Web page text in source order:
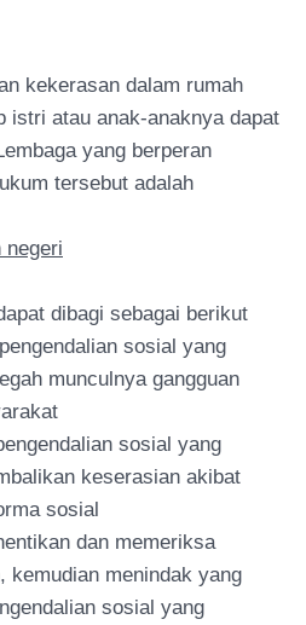
kekerasan dalam rumah
istri atau anak-anaknya dapat
yang berperan
tersebut adalah
negeri
dibagi sebagai berikut
sosial yang
munculnya gangguan
sosial yang
keserasian akibat
sosial
dan memeriksa
kemudian menindak yang
sosial yang